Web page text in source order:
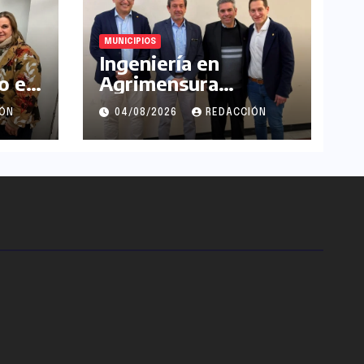
en
MUNICIPIOS
Ingeniería en
Agrimensura
también se
estudiará en la
UNLaM
04/08/2026 REDACCIÓN